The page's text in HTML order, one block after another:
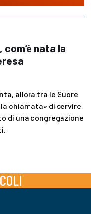
nata la
allora tra le Suore
chiamata» di servire
di una congregazione